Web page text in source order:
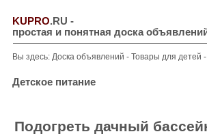
KUPRO.RU -
простая и понятная доска
Вы здесь: Доска объявлений - Товары для детей -
Детское питание
Подогреть дачный